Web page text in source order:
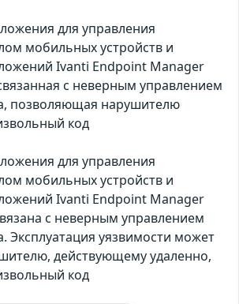
для управления
мобильных устройств и
Ivanti Endpoint Manager
с неверным управлением
позволяющая нарушителю
код
для управления
мобильных устройств и
Ivanti Endpoint Manager
с неверным управлением
Эксплуатация уязвимости может
действующему удаленно,
код